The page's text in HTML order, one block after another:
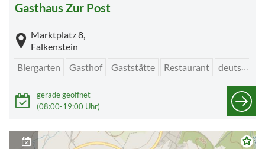
Gasthaus Zur Post
Marktplatz 8,
Falkenstein
Biergarten
Gasthof Gaststätte Restaurant deutsch
gerade geöffnet
(08:00-19:00 Uhr)